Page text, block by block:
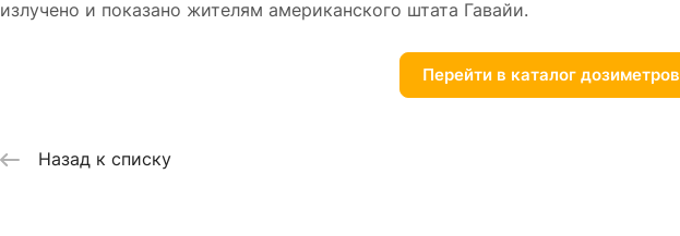
излучено и показано жителям американского штата Гавайи.
Перейти в каталог дозиметров
Назад к списку